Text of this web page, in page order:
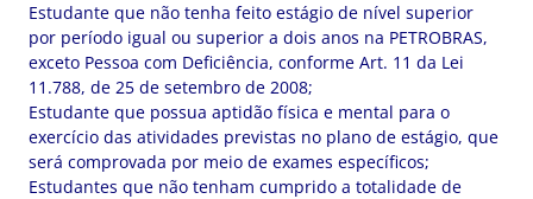
Estudante que não tenha feito estágio de nível superior
por período igual ou superior a dois anos na PETROBRAS,
exceto Pessoa com Deficiência, conforme Art. 11 da Lei
11.788, de 25 de setembro de 2008;
Estudante que possua aptidão física e mental para o
exercício das atividades previstas no plano de estágio, que
será comprovada por meio de exames específicos;
Estudantes que não tenham cumprido a totalidade de